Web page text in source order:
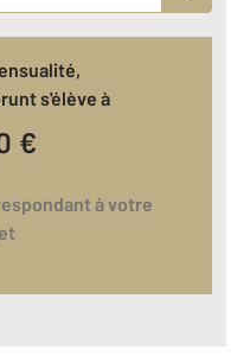
s'élève à
€